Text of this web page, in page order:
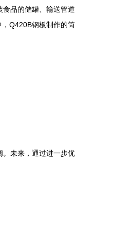
品的储罐、输送管道
Q420B钢板制作的筒
。未来，通过进一步优